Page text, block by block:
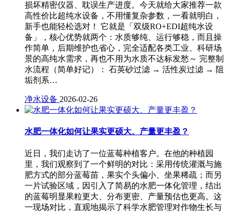
损坏精密仪器、耽误生产进度。今天就给大家推荐一款
高性价比超纯水设备，不用懂复杂参数，一看就明白，
新手也能轻松选对！ 它就是「双级RO+EDI超纯水设
备」，核心优势就两个：水质够纯、运行够稳，而且操
作简单，后期维护也省心，完全适配各类工业、科研场
景的高纯水需求，再也不用为水质不达标发愁～ 完整制
水流程（简单好记）： 石英砂过滤 → 活性炭过滤 → 阻
垢剂系…
净水设备 2026-02-26
水肥一体化如何让果实更硕大、产量更丰盈？
近日，我们走访了一位蓝莓种植客户。在他的种植园
里，我们观察到了一个鲜明的对比：采用传统灌溉与施
肥方式的部分蓝莓苗，果实个头偏小、坐果稀疏；而另
一片试验区域，因引入了简易的水肥一体化管理，结出
的蓝莓明显果粒更大、分布更密、产量预估也更高。这
一现场对比，直观地揭示了科学水肥管理对作物生长与